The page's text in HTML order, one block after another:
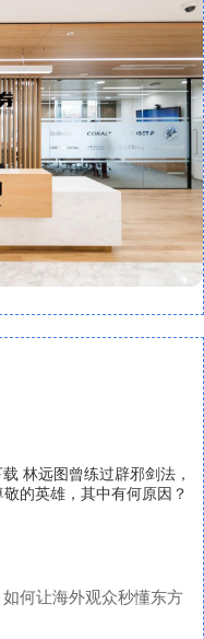
林远图曾练过辟邪剑法，
的英雄，其中有何原因？
何让海外观众秒懂东方